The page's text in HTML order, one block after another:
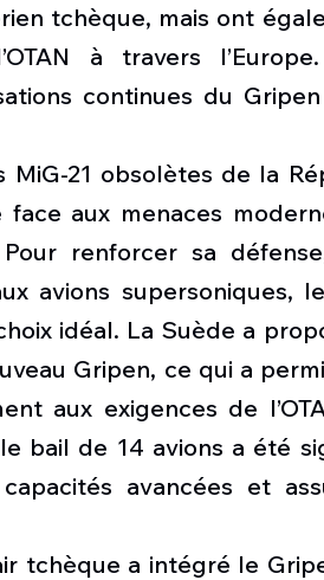
tchèque, mais ont
à travers
continues du
21 obsolètes de la
aux menaces
renforcer sa
avions supersoniques,
idéal. La Suède a
Gripen, ce qui a
aux exigences de
bail de 14 avions a été
avancées et
tchèque a intégré le